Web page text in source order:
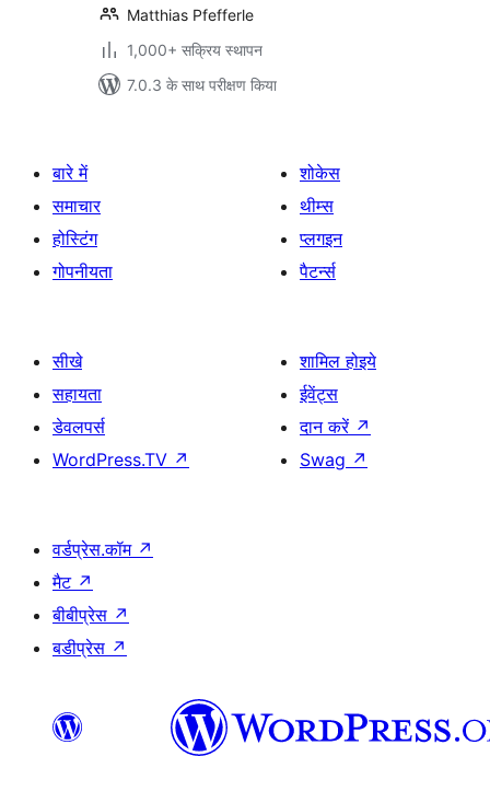
Matthias Pfefferle
1,000+ सक्रिय स्थापन
7.0.3 के साथ परीक्षण किया
बारे में
समाचार
होस्टिंग
गोपनीयता
शोकेस
थीम्स
प्लगइन
पैटर्न्स
सीखे
सहायता
डेवलपर्स
WordPress.TV ↗
शामिल होइये
ईवेंट्स
दान करें ↗
Swag ↗
वर्डप्रेस.कॉम ↗
मैट ↗
बीबीप्रेस ↗
बडीप्रेस ↗